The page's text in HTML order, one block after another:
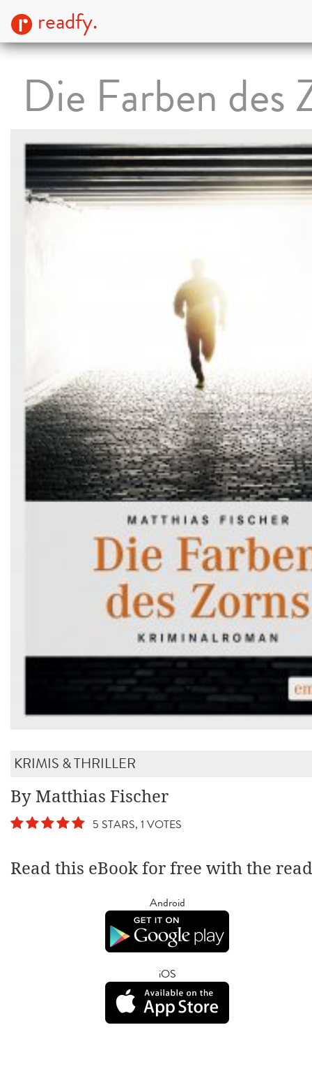
readfy.
Die Farben des
KRIMIS & THRILLER
By Matthias Fischer
5 STARS, 1 VOTES
Read this eBook for free with the
Android
iOS